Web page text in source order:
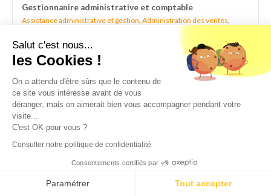
Gestionnanire administrative et comptable
Assistance administrative et gestion, Administration des ventes,
Expérience10 ans
Niveau d'étudesBac +2
Salut c'est nous...
les Cookies !
On a attendu d'être sûrs que le contenu de
ce site vous intéresse avant de vous
déranger, mais on aimerait bien vous accompagner pendant votre
visite...
C'est OK pour vous ?
Consulter notre politique de confidentialité
Consentements certifiés par
Paramétrer Tout accepter